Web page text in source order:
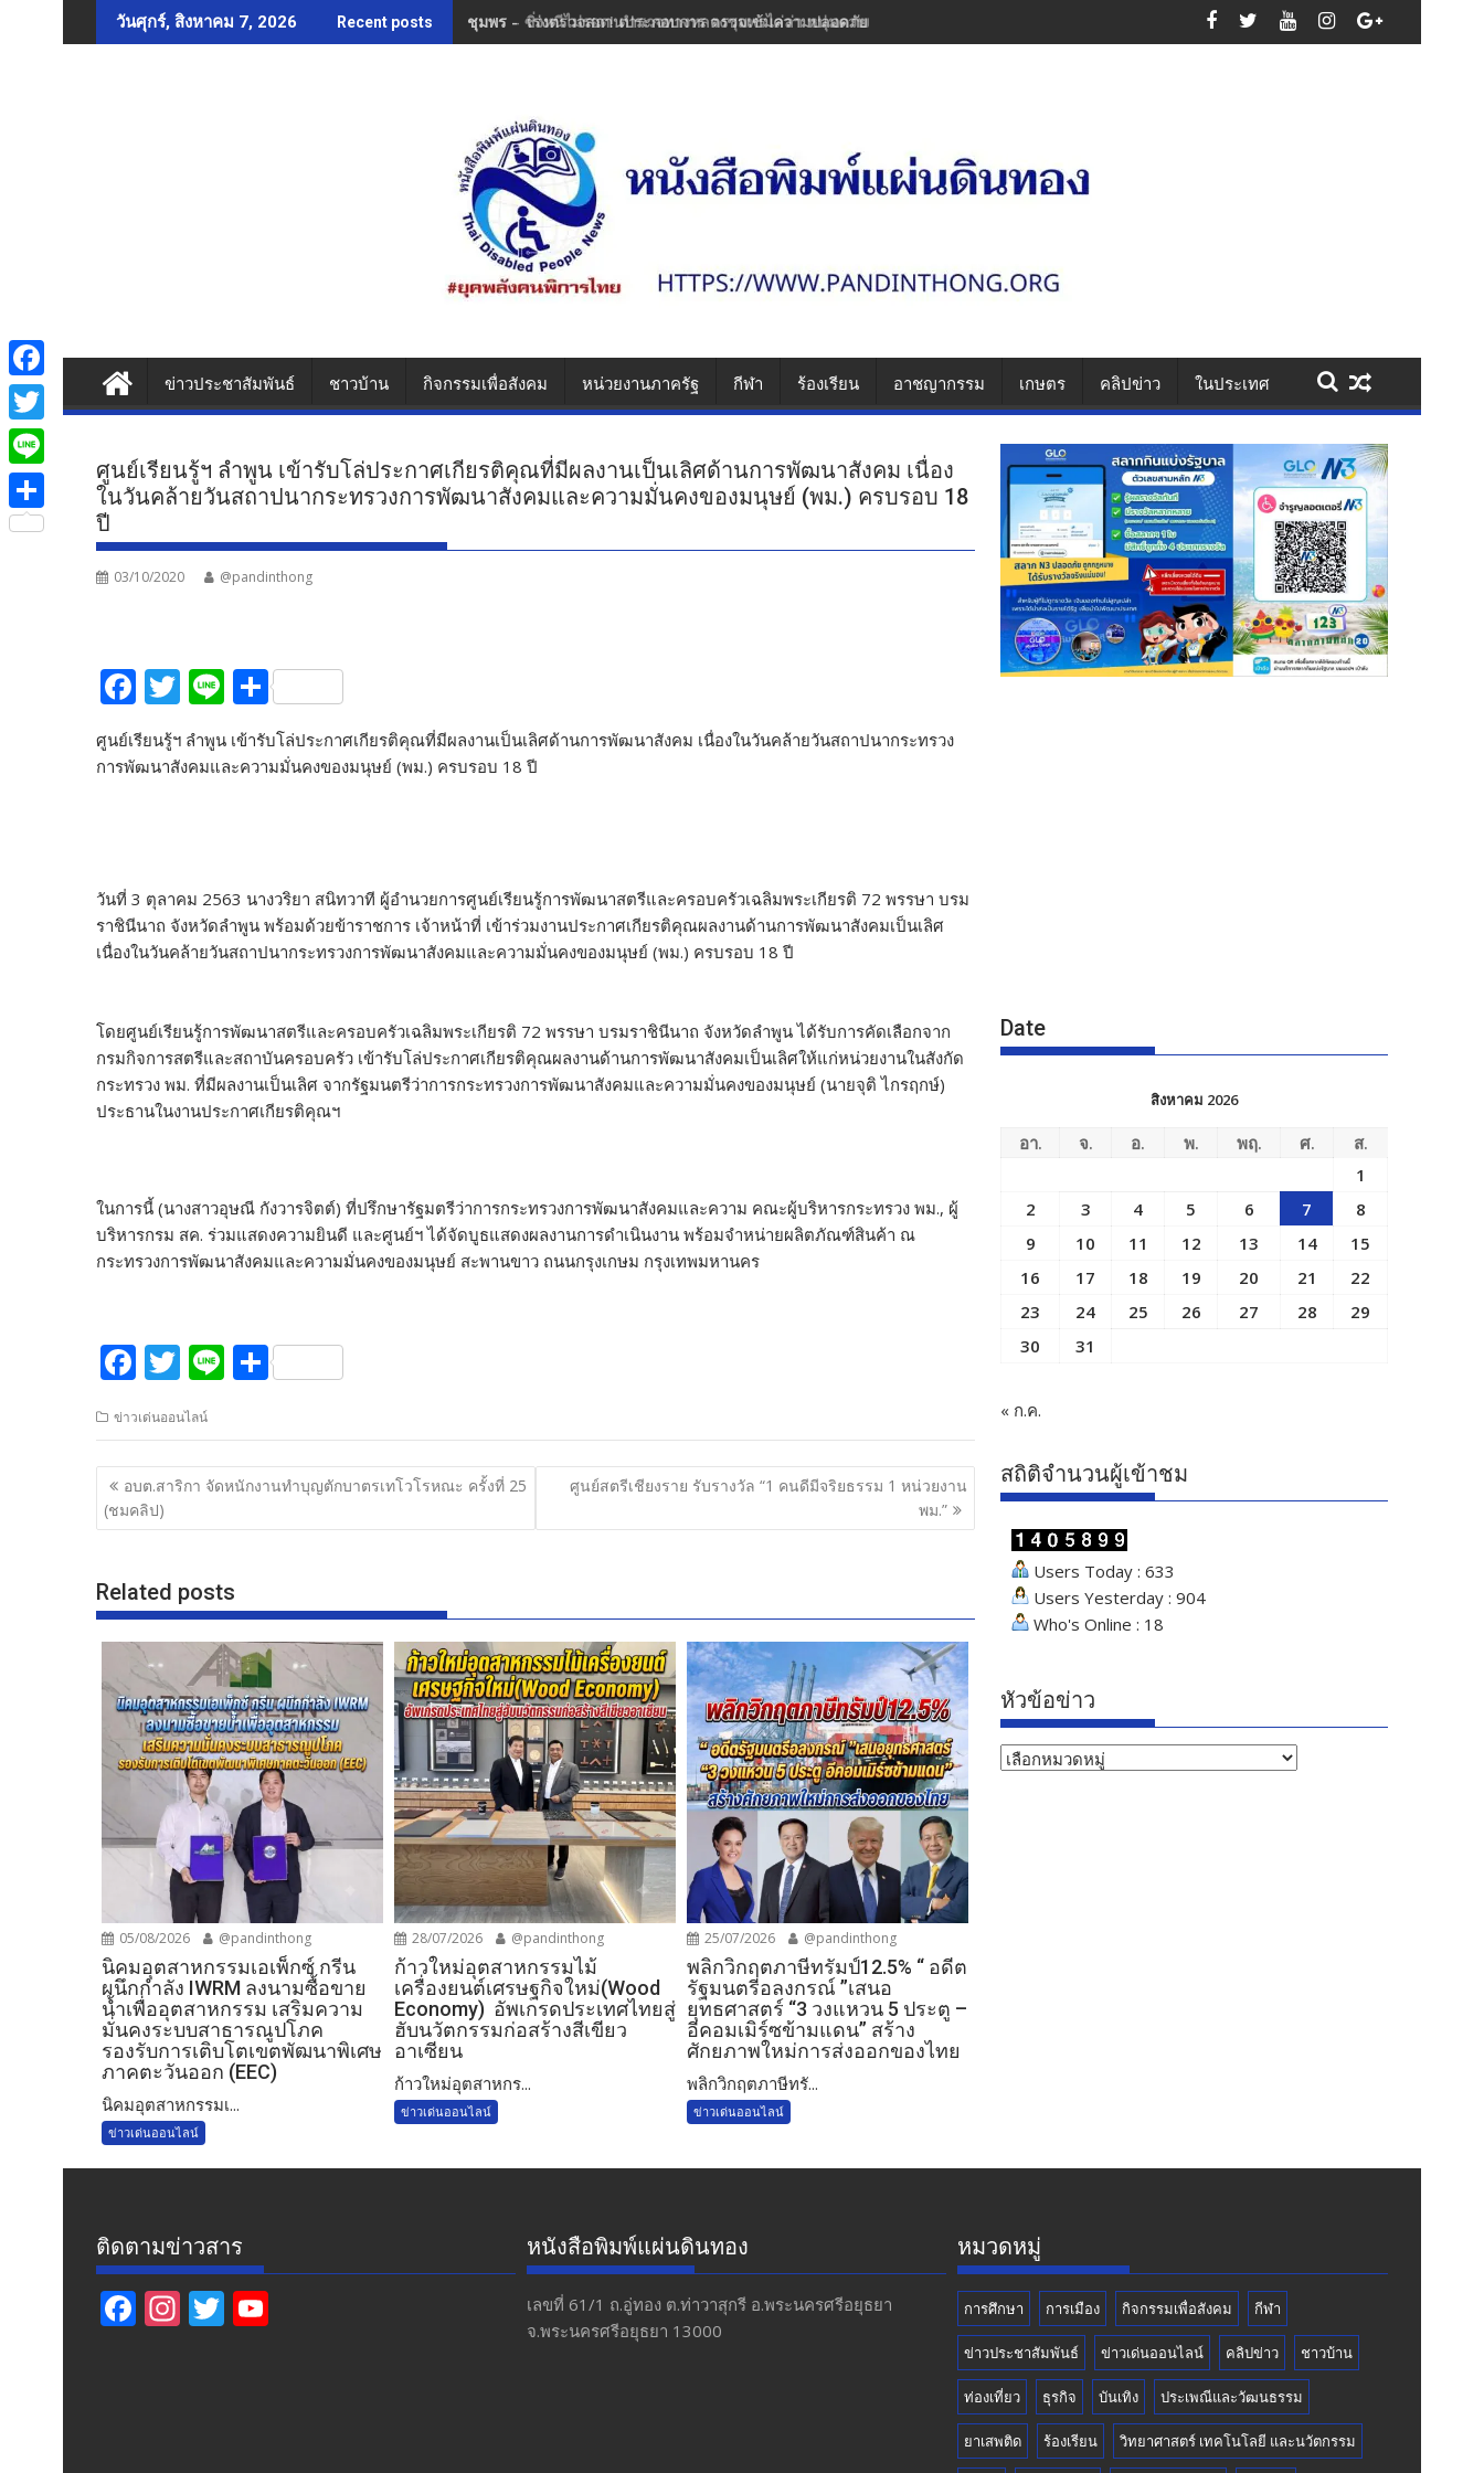
to
วันศุกร์, สิงหาคม 7, 2026 Recent posts ชุมพร - เร่งตรวจสถานประกอบการ ตรวจเข้มความปลอดภัย ป้องกันซ้ำรอยความสูญเสียหมู่
ข่าวประชาสัมพันธ์ ชาวบ้าน กิจกรรมเพื่อสังคม หน่วยงานภาครัฐ กีฬา ร้องเรียน อาชญากรรม เกษตร คลิปข่าว ในประเทศ
ศูนย์เรียนรู้ฯ ลำพูน เข้ารับโล่ประกาศเกียรติคุณที่มีผลงานเป็นเลิศด้านการพัฒนาสังคม เนื่อง
ในวันคล้ายวันสถาปนากระทรวงการพัฒนาสังคมและความมั่นคงของมนุษย์ (พม.) ครบรอบ 18
ปี
03/10/2020 @pandinthong
F
ac
e
k
T
w
itt
Li
n
e
S
h
ar
ศูนย์เรียนรู้ฯ ลำพูน เข้ารับโล่ประกาศเกียรติคุณที่มีผลงานเป็นเลิศด้านการพัฒนาสังคม เนื่องในวันคล้ายวันสถาปนากระทรวง
การพัฒนาสังคมและความมั่นคงของมนุษย์ (พม.) ครบรอบ 18 ปี
วันที่ 3 ตุลาคม 2563 นางวริยา สนิทวาที ผู้อำนวยการศูนย์เรียนรู้การพัฒนาสตรีและครอบครัวเฉลิมพระเกียรติ 72 พรรษา บรม
ราชินีนาถ จังหวัดลำพูน พร้อมด้วยข้าราชการ เจ้าหน้าที่ เข้าร่วมงานประกาศเกียรติคุณผลงานด้านการพัฒนาสังคมเป็นเลิศ
เนื่องในวันคล้ายวันสถาปนากระทรวงการพัฒนาสังคมและความมั่นคงของมนุษย์ (พม.) ครบรอบ 18 ปี
โดยศูนย์เรียนรู้การพัฒนาสตรีและครอบครัวเฉลิมพระเกียรติ 72 พรรษา บรมราชินีนาถ จังหวัดลำพูน ได้รับการคัดเลือกจาก
กรมกิจการสตรีและสถาบันครอบครัว เข้ารับโล่ประกาศเกียรติคุณผลงานด้านการพัฒนาสังคมเป็นเลิศให้แก่หน่วยงานในสังกัด
กระทรวง พม. ที่มีผลงานเป็นเลิศ จากรัฐมนตรีว่าการกระทรวงการพัฒนาสังคมและความมั่นคงของมนุษย์ (นายจุติ ไกรฤกษ์)
ประธานในงานประกาศเกียรติคุณฯ
ในการนี้ (นางสาวอุษณี กังวารจิตต์) ที่ปรึกษารัฐมตรีว่าการกระทรวงการพัฒนาสังคมและความ คณะผู้บริหารกระทรวง พม., ผู้
บริหารกรม สค. ร่วมแสดงความยินดี และศูนย์ฯ ได้จัดบูธแสดงผลงานการดำเนินงาน พร้อมจำหน่ายผลิตภัณฑ์สินค้า ณ
กระทรวงการพัฒนาสังคมและความมั่นคงของมนุษย์ สะพานขาว ถนนกรุงเกษม กรุงเทพมหานคร
F
e
b
o
o
k
T
w
itt
er
Li
e
S
ar
e
ข่าวเด่นออนไลน์
แนะแนว
เรื่อง
อบต.สาริกา จัดหนักงานทำบุญตักบาตรเทโวโรหณะ ครั้งที่ 25
(ชมคลิป)
ศูนย์สตรีเชียงราย รับรางวัล “1 คนดีมีจริยธรรม 1 หน่วยงาน
พม.”
Related posts
05/08/2026 @pandinthong
​นิคมอุตสาหกรรมเอเพ็กซ์ กรีน
ผนึกกำลัง IWRM ลงนามซื้อขาย
น้ำเพื่ออุตสาหกรรม เสริมความ
มั่นคงระบบสาธารณูปโภค
รองรับการเติบโตเขตพัฒนาพิเศษ
ภาคตะวันออก (EEC)
​นิคมอุตสาหกรรมเ...
ข่าวเด่นออนไลน์
28/07/2026 @pandinthong
ก้าวใหม่อุตสาหกรรมไม้
เครื่องยนต์เศรษฐกิจใหม่(Wood
Economy) อัพเกรดประเทศไทยสู่
ฮับนวัตกรรมก่อสร้างสีเขียว
อาเซียน
ก้าวใหม่อุตสาหกร...
ข่าวเด่นออนไลน์
25/07/2026 @pandinthong
พลิกวิกฤตภาษีทรัมป์12.5% “ อดีต
รัฐมนตรีอลงกรณ์ ”เสนอ
ยุทธศาสตร์ “3 วงแหวน 5 ประตู –
อีคอมเมิร์ซข้ามแดน” สร้าง
ศักยภาพใหม่การส่งออกของไทย
พลิกวิกฤตภาษีทรั...
ข่าวเด่นออนไลน์
Date
สิงหาคม 2026
อา. จ. อ. พ. พฤ. ศ.
ส.
1
2
3 4 5 6 7
8
9
10 11 12 13 14
15
16
17 18 19 20 21
22
23
24 25 26 27 28
29
30
31
« ก.ค.
สถิติจำนวนผู้เข้าชม
Users Today : 633
Users Yesterday : 904
Who's Online : 18
หัวข้อข่าว
หัวข้อ
ติดตามข่าวสาร
F In T
หนังสือพิมพ์แผ่นดินทอง
เลขที่ 61/1 ถ.อู่ทอง​ ต.​ท่าวาสุกรี​ อ.พระนครศรีอยุธยา​
จ.พระนครศรีอยุธยา 13000
หมวดหมู่
การศึกษา การเมือง กิจกรรมเพื่อสังคม กีฬา
ข่าวประชาสัมพันธ์ ข่าวเด่นออนไลน์ คลิปข่าว ชาวบ้าน
ท่องเที่ยว ธุรกิจ บันเทิง ประเพณีและวัฒนธรรม
ยาเสพติด ร้องเรียน วิทยาศาสตร์ เทคโนโลยี และนวัตกรรม
F
a
c
e
b
T
w
i
L
iS